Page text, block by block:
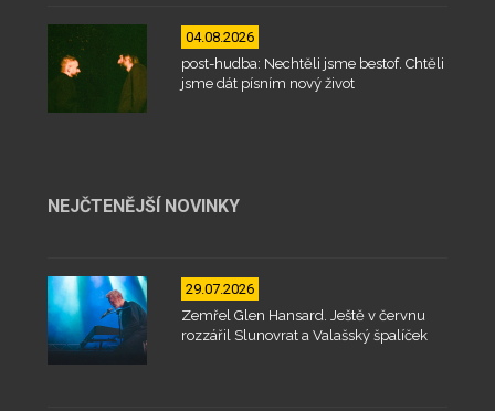
04.08.2026
post-hudba: Nechtěli jsme bestof. Chtěli
jsme dát písním nový život
NEJČTENĚJŠÍ NOVINKY
29.07.2026
Zemřel Glen Hansard. Ještě v červnu
rozzářil Slunovrat a Valašský špalíček